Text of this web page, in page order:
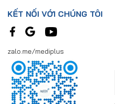
KẾT NỐI VỚI CHÚNG TÔI
zalo.me/mediplus